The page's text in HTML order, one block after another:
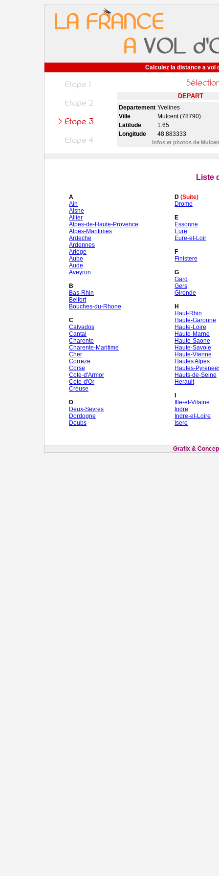
Calculez la distance a vol
DEPART
Departement Yvelines
Ville
Mulcent (78790)
Latitude
1.65
Longitude
48.883333
Infos et photos de
Liste
A
Ain
Aisne
Allier
Alpes-de-Haute-Provence
Alpes-Maritimes
Ardeche
Ardennes
Ariege
Aube
Aude
Aveyron
B
Bas-Rhin
Belfort
Bouches-du-Rhone
C
Calvados
Cantal
Charente
Charente-Maritime
Cher
Correze
Corse
Cote-d'Armor
Cote-d'Or
Creuse
D
Deux-Sevres
Dordogne
Doubs
D (Suite)
Drome
E
Essonne
Eure
Eure-et-Loir
F
Finistere
G
Gard
Gers
Gironde
H
Haut-Rhin
Haute-Garonne
Haute-Loire
Haute-Marne
Haute-Saone
Haute-Savoie
Haute-Vienne
Hautes Alpes
Hautes-
Hauts-de-Seine
Herault
Ille-et-Vilaine
Indre
Indre-et-Loire
Isere
Grafix &